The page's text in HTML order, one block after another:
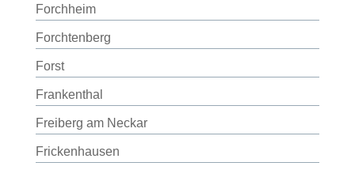
Forchheim
Forchtenberg
Forst
Frankenthal
Freiberg am Neckar
Frickenhausen